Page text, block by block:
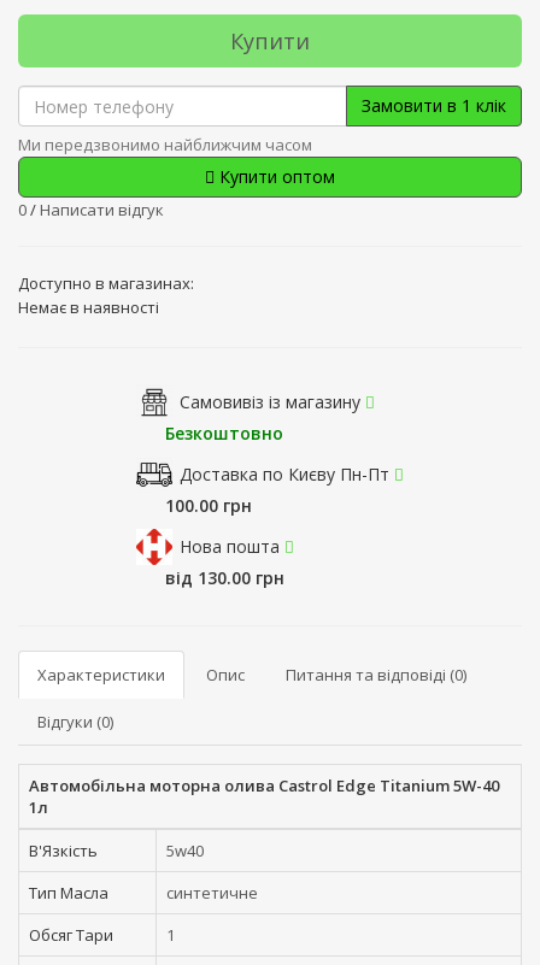
Купити
Замовити в 1 клік
Ми передзвонимо найближчим часом
Купити оптом
0/ Написати відгук
Доступно в магазинах:
Немає в наявності
Самовивіз із магазину
Безкоштовно
Доставка по Києву Пн-Пт
100.00 грн
Нова пошта
від 130.00 грн
Характеристики Опис Питання та відповіді (0)
Відгуки (0)
Автомобільна моторна олива Castrol Edge Titanium 5W-40
1л
В'Язкість
5w40
Тип Масла
синтетичне
Обсяг Тари
1